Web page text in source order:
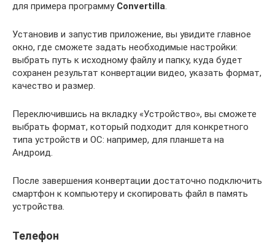
для примера программу Convertilla.
Установив и запустив приложение, вы увидите главное
окно, где сможете задать необходимые настройки:
выбрать путь к исходному файлу и папку, куда будет
сохранен результат конвертации видео, указать формат,
качество и размер.
Переключившись на вкладку «Устройство», вы сможете
выбрать формат, который подходит для конкретного
типа устройств и ОС: например, для планшета на
Андроид.
После завершения конвертации достаточно подключить
смартфон к компьютеру и скопировать файл в память
устройства.
Телефон